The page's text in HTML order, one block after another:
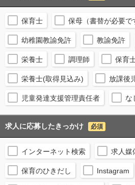
保育士 保母（書替が必要で
幼稚園教諭免許 教諭免許
栄養士 調理師 保育
栄養士(取得見込み) 放課後
児童発達支援管理責任者 な
求人に応募したきっかけ 必須
インターネット検索 求人媒
保育のひきだし Instagram